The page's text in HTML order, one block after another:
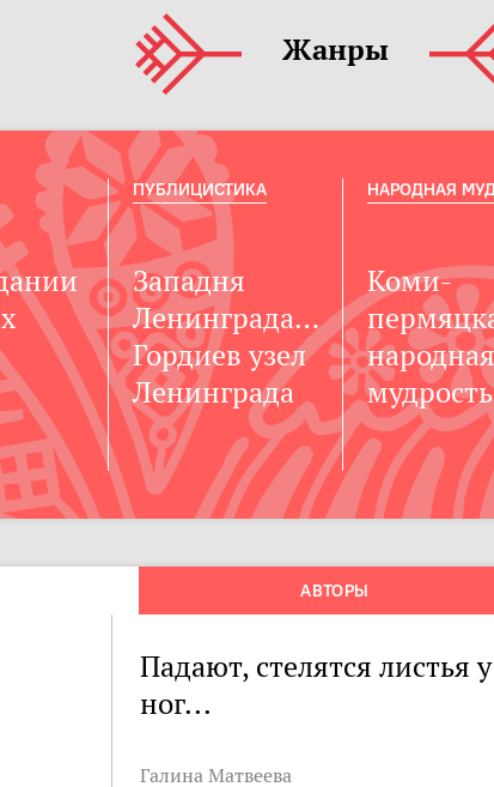
Жанры
Западня
Ленинграда…
Гордиев узел
Ленинграда
ПУБЛИЦИСТИКА
Коми-
мудрость
НАРОДНАЯ
АВТОРЫ
Падают, стелятся листья у
ног...
Галина Матвеева